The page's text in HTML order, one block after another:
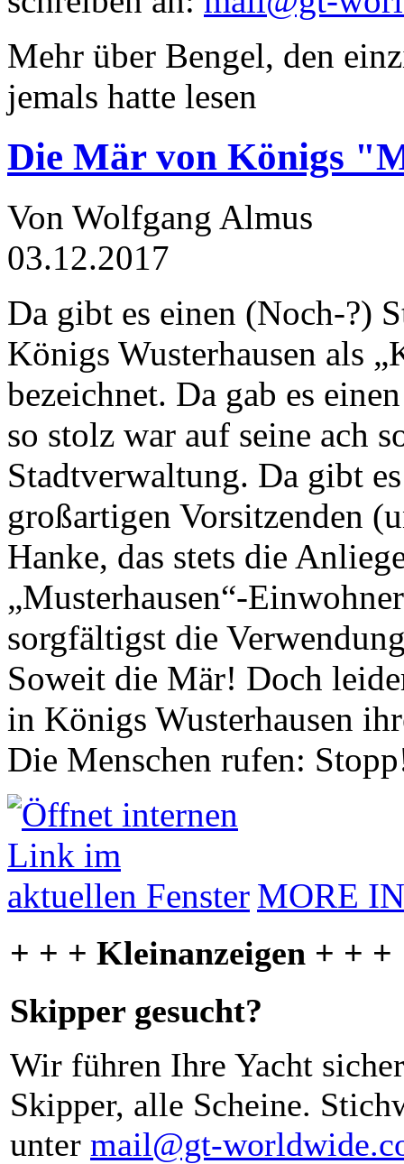
Mehr über Bengel, den
jemals hatte lesen
Die Mär von Königs
Von Wolfgang Almus
03.12.2017
Da gibt es einen (Noch-?)
Königs Wusterhausen als
bezeichnet. Da gab es
so stolz war auf seine ach
Stadtverwaltung. Da gibt
großartigen Vorsitzenden
Hanke, das stets die
„Musterhausen“-
sorgfältigst die
Soweit die Mär! Doch
in Königs Wusterhausen
Die Menschen rufen:
MORE
+ + + Kleinanzeigen + + +
Skipper gesucht?
Wir führen Ihre Yacht
Skipper, alle Scheine.
unter mail@gt-